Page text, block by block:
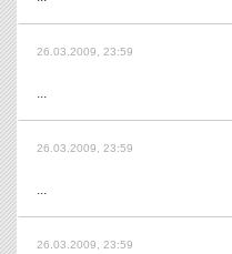
26.03.2009, 23:59
...
26.03.2009, 23:59
...
26.03.2009, 23:59